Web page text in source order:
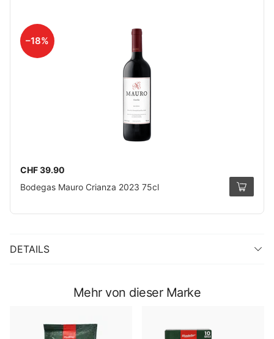
–18%
CHF 39.90
Bodegas Mauro Crianza 2023 75cl
DETAILS
Mehr von dieser Marke